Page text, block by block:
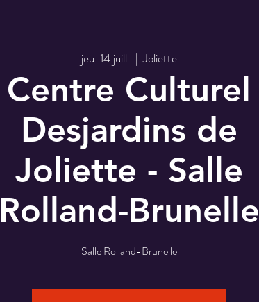
jeu. 14 juill.
  |
Joliette
Centre Culturel
Desjardins de
Joliette - Salle
Rolland-Brunelle
Salle Rolland-Brunelle